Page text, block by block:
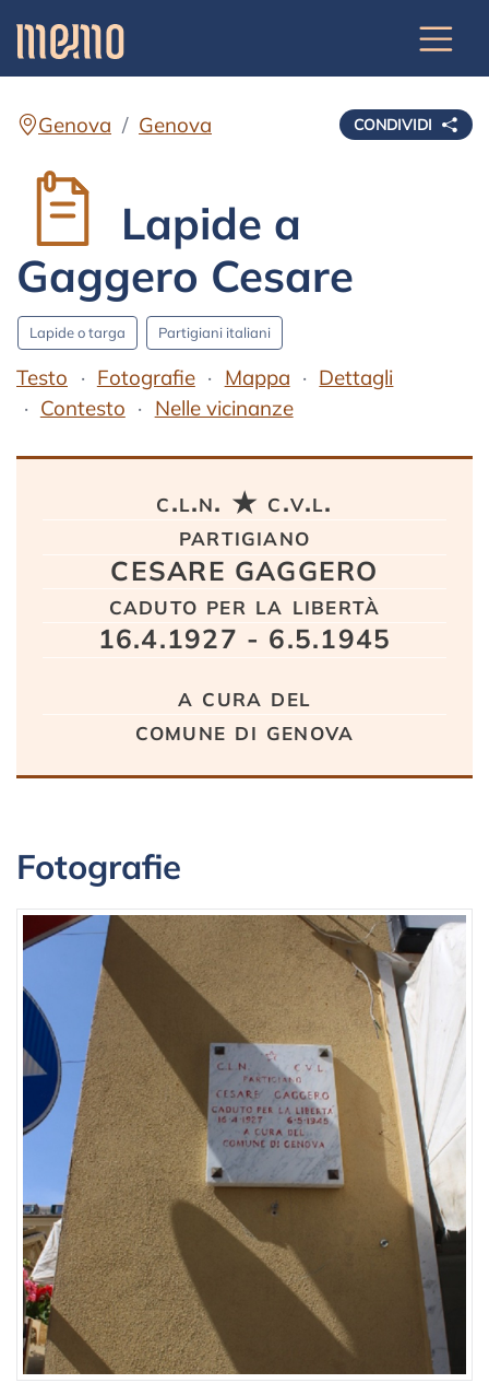
CONDIVIDI
Genova Genova
Lapide a
Gaggero Cesare
Lapide o targa Partigiani italiani
Testo Fotografie Mappa
Dettagli
Contesto
Nelle vicinanze
c.l.n. ★ c.v.l.
partigiano
CESARE GAGGERO
caduto per la libertà
16.4.1927 - 6.5.1945
a cura del
comune di genova
Fotografie